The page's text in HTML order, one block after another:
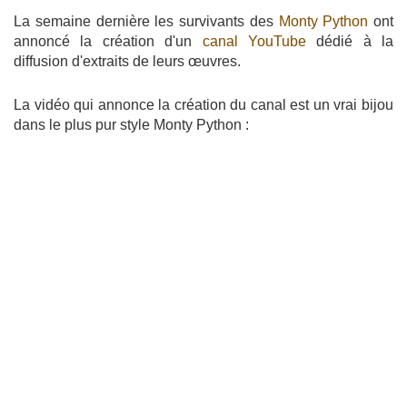
La semaine dernière les survivants des Monty Python ont
annoncé la création d'un canal YouTubedédié à la
diffusion d'extraits de leurs œuvres.
La vidéo qui annonce la création du canal est un vrai bijou
dans le plus pur style Monty Python :